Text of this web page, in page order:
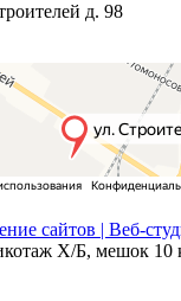
д. 98
сайтов | Веб-
Х/Б, мешок 10